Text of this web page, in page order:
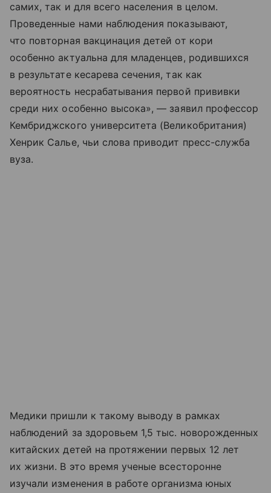
самих, так и для всего населения в целом.
Проведенные нами наблюдения показывают,
что повторная вакцинация детей от кори
особенно актуальна для младенцев, родившихся
в результате кесарева сечения, так как
вероятность несрабатывания первой прививки
среди них особенно высока», — заявил профессор
Кембриджского университета (Великобритания)
Хенрик Салье, чьи слова приводит пресс-служба
вуза.
Медики пришли к такому выводу в рамках
наблюдений за здоровьем 1,5 тыс. новорожденных
китайских детей на протяжении первых 12 лет
их жизни. В это время ученые всесторонне
изучали изменения в работе организма юных